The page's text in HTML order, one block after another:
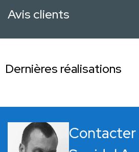
Avis clients
Dernières réalisations
Contacter